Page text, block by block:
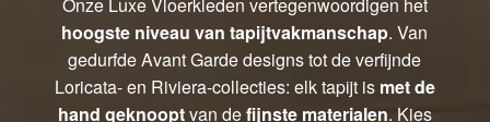
Onze Luxe Vloerkleden vertegenwoordigen het
hoogste niveau van tapijtvakmanschap. Van
gedurfde Avant Garde designs tot de verfijnde
Loricata- en Riviera-collecties: elk tapijt is met de
hand geknooptvan defijnste materialen. Kies